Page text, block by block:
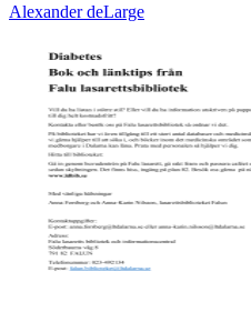
Alexander deLarge